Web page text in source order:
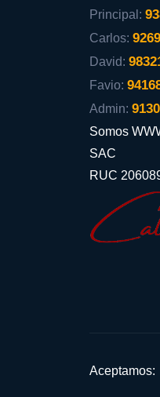
Principal:
Carlos:
David:
Favio:
Admin:
Somos
SAC
RUC
Aceptamos: